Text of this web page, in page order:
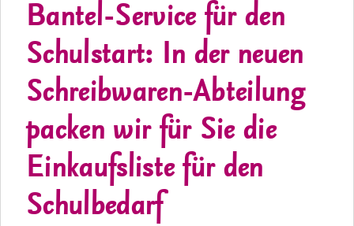
Bantel-Service für den
Schulstart: In der neuen
Schreibwaren-Abteilung
packen wir für Sie die
Einkaufsliste für den
Schulbedarf